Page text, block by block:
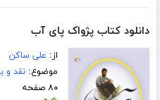
دانلود کتاب پژواک پای آب
از: علی ساکن
موضوع:نقد و
۸۰ صفحه